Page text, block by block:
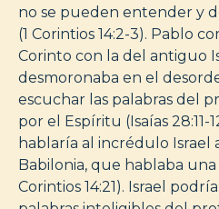
no se pueden entender y
(1 Corintios 14:2-3). Pablo
Corinto con la del antiguo
desmoronaba en el
escuchar las palabras del
por el Espíritu (Isaías 28:11-
hablaría al incrédulo Israel
Babilonia, que hablaba
Corintios 14:21). Israel